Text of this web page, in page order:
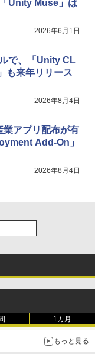
Unity Muse」は
2026年6月1日
で、「Unity CL
も来年リリース
2026年8月4日
業アプリ配布が有
Add-On」
2026年8月4日
1カ月
もっと見る